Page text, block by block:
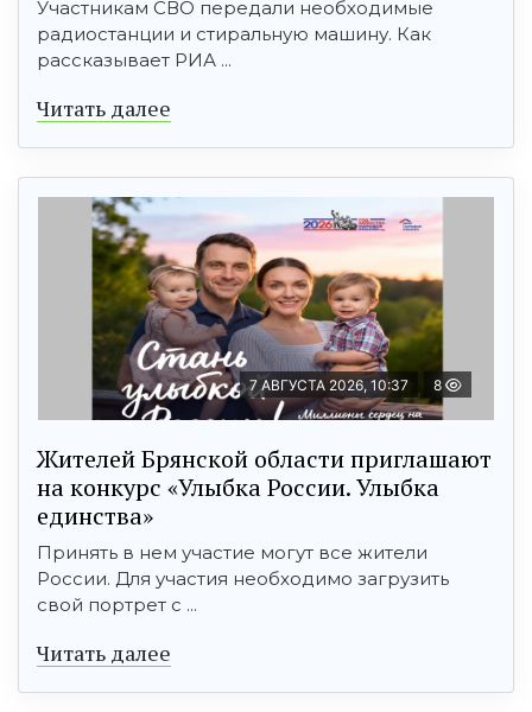
Участникам СВО передали необходимые
радиостанции и стиральную машину. Как
рассказывает РИА ...
Читать далее
7 АВГУСТА 2026, 10:37 8
Жителей Брянской области приглашают
на конкурс «Улыбка России. Улыбка
единства»
Принять в нем участие могут все жители
России. Для участия необходимо загрузить
свой портрет с ...
Читать далее